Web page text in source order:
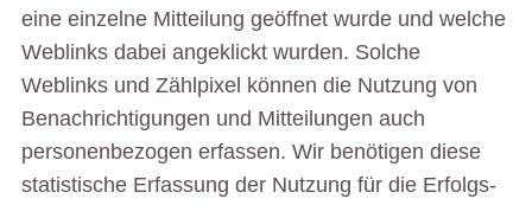
eine einzelne Mitteilung geöffnet wurde und welche
Weblinks dabei angeklickt wurden. Solche
Weblinks und Zählpixel können die Nutzung von
Benachrichtigungen und Mitteilungen auch
personenbezogen erfassen. Wir benötigen diese
statistische Erfassung der Nutzung für die Erfolgs-